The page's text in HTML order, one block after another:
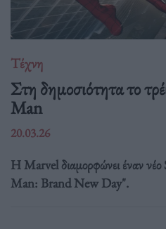
Τέχνη
Στη δημοσιότητα το
Man
20.03.26
Η Marvel διαμορφώνει έναν
Man: Brand New Day".